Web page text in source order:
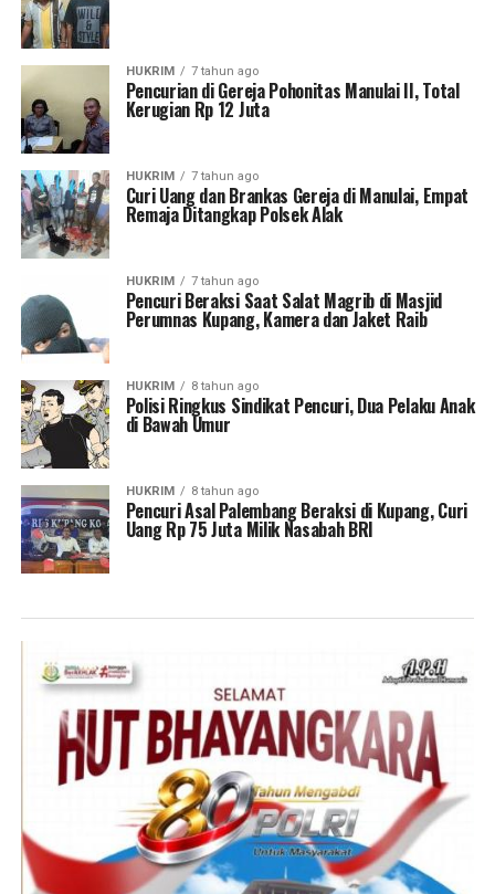
HUKRIM 7 tahun ago
Pencurian di Gereja Pohonitas Manulai II, Total
Kerugian Rp 12 Juta
HUKRIM 7 tahun ago
Curi Uang dan Brankas Gereja di Manulai, Empat
Remaja Ditangkap Polsek Alak
HUKRIM 7 tahun ago
Pencuri Beraksi Saat Salat Magrib di Masjid
Perumnas Kupang, Kamera dan Jaket Raib
HUKRIM 8 tahun ago
Polisi Ringkus Sindikat Pencuri, Dua Pelaku Anak
di Bawah Umur
HUKRIM 8 tahun ago
Pencuri Asal Palembang Beraksi di Kupang, Curi
Uang Rp 75 Juta Milik Nasabah BRI